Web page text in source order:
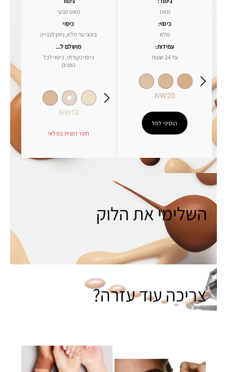
מאט טבעי
כיסוי
בינוני עד מלא, ניתן לבנייה
מושלם ל...
כיסוי נקודתי, כיסוי לכל
הפנים
NW13
חסר זמנית במלאי
מאט
כיסוי:
מלא
עמידות:
עד 24 שעות
NW20
הוסיפי לסל
השלימי את הלוק
צריכה עוד עזרה?